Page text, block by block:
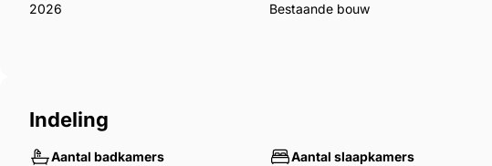
2026
Bestaande bouw
Indeling
Aantal badkamers
Aantal slaapkamers